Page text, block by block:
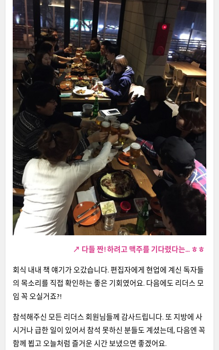
↗ 다들 짠! 하려고 맥주를 기다렸다는... ㅎㅎ
회식 내내 책 얘기가 오갔습니다. 편집자에게 현업에 계신 독자들
의 목소리를 직접 확인하는 좋은 기회였어요. 다음에도 리더스 모
임 꼭 오실거죠?!
참석해주신 모든 리더스 회원님들께 감사드립니다. 또 지방에 사
시거나 급한 일이 있어서 참석 못하신 분들도 계셨는데, 다음엔 꼭
함께 뵙고 오늘처럼 즐거운 시간 보냈으면 좋겠어요.